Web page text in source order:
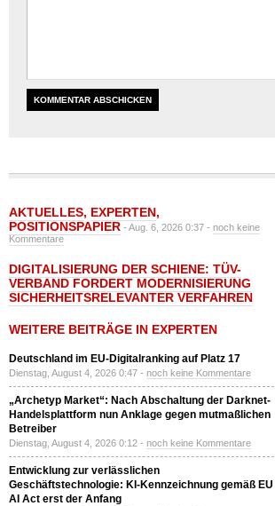
AKTUELLES, EXPERTEN,
POSITIONSPAPIER - Aug. 6, 2026 0:37 - noch keine
Kommentare
DIGITALISIERUNG DER SCHIENE: TÜV-
VERBAND FORDERT MODERNISIERUNG
SICHERHEITSRELEVANTER VERFAHREN
WEITERE BEITRÄGE IN EXPERTEN
Deutschland im EU-Digitalranking auf Platz 17
Dienstag, August 4, 2026 0:47 - noch keine Kommentare
„Archetyp Market“: Nach Abschaltung der Darknet-
Handelsplattform nun Anklage gegen mutmaßlichen
Betreiber
Dienstag, August 4, 2026 0:12 - noch keine Kommentare
Entwicklung zur verlässlichen
Geschäftstechnologie: KI-Kennzeichnung gemäß EU
AI Act erst der Anfang